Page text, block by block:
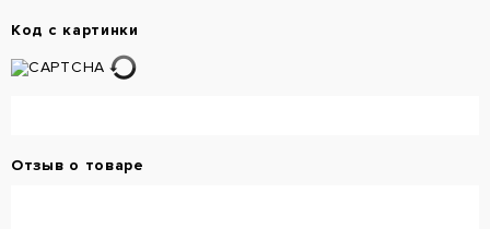
Код с картинки
Отзыв о товаре